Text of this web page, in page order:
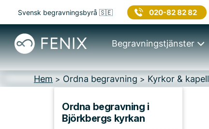
Svensk begravningsbyrå 🇸🇪 020-82 82 82
Begravningstjänster
Hem > Ordna begravning > Kyrkor & kapell
Ordna begravning i
Björkbergs kyrkan